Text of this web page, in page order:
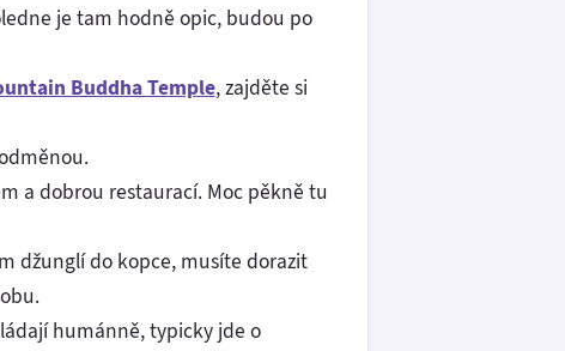
je tam hodně opic, budou po
Buddha Temple, zajděte si
a dobrou restaurací. Moc pěkně tu
džunglí do kopce, musíte dorazit
humánně, typicky jde o